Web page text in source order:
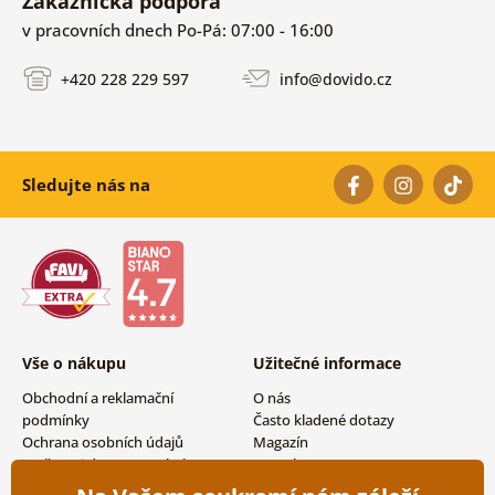
v pracovních dnech Po-Pá: 07:00 - 16:00
+420 228 229 597 info@dovido.cz
Sledujte nás na
Vše o nákupu
Obchodní a reklamační
podmínky
Ochrana osobních údajů
Možnosti dopravy a platby
Vrácení zboží
Užitečné informace
O nás
Často kladené dotazy
Magazín
Kontakty
Velkoobchodní spolupráce